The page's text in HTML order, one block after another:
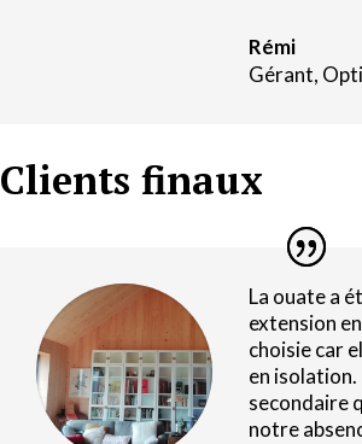
Rémi
Gérant,
Clients finaux
La ouate a
extension
choisie car
en isolation.
secondaire
notre